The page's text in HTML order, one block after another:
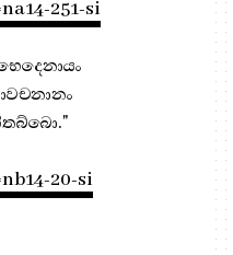
251-si
20-si